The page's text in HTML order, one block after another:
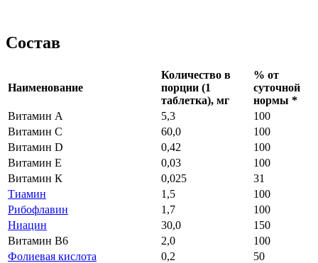
Состав
Наименование
Количество в
порции (1
таблетка), мг
% от
суточной
нормы *
Витамин А
5,3
100
Витамин С
60,0
100
Витамин D
0,42
100
Витамин E
0,03
100
Витамин К
0,025
31
Тиамин
1,5
100
Рибофлавин
1,7
100
Ниацин
30,0
150
Витамин B6
2,0
100
Фолиевая кислота
0,2
50